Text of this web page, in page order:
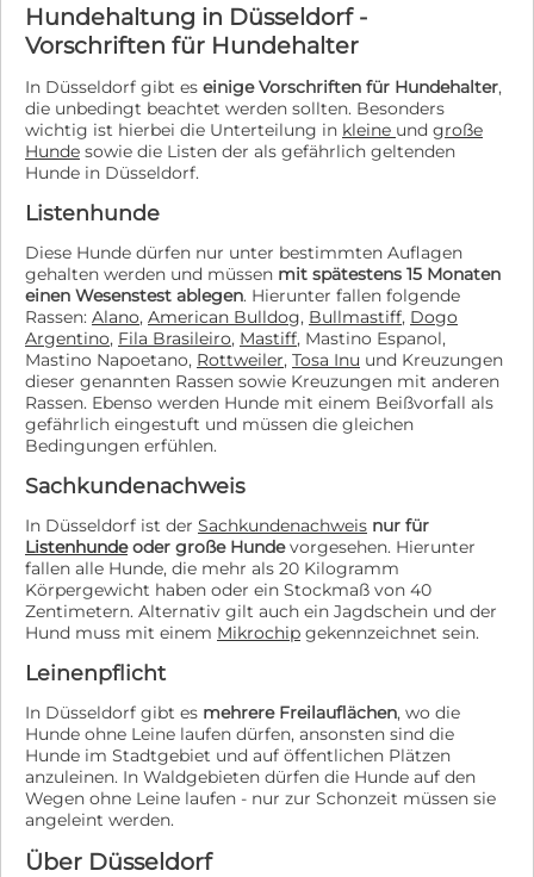
Hundehaltung in Düsseldorf -
Vorschriften für Hundehalter
In Düsseldorf gibt es einige Vorschriften für Hundehalter,
die unbedingt beachtet werden sollten. Besonders
wichtig ist hierbei die Unterteilung in kleine und große
Hunde sowie die Listen der als gefährlich geltenden
Hunde in Düsseldorf.
Listenhunde
Diese Hunde dürfen nur unter bestimmten Auflagen
gehalten werden und müssen mit spätestens 15 Monaten
einen Wesenstest ablegen. Hierunter fallen folgende
Rassen: Alano, American Bulldog, Bullmastiff, Dogo
Argentino, Fila Brasileiro, Mastiff, Mastino Espanol,
Mastino Napoetano, Rottweiler, Tosa Inu und Kreuzungen
dieser genannten Rassen sowie Kreuzungen mit anderen
Rassen. Ebenso werden Hunde mit einem Beißvorfall als
gefährlich eingestuft und müssen die gleichen
Bedingungen erfühlen.
Sachkundenachweis
In Düsseldorf ist der Sachkundenachweis nur für
Listenhundeoder große Hundevorgesehen. Hierunter
fallen alle Hunde, die mehr als 20 Kilogramm
Körpergewicht haben oder ein Stockmaß von 40
Zentimetern. Alternativ gilt auch ein Jagdschein und der
Hund muss mit einem Mikrochip gekennzeichnet sein.
Leinenpflicht
In Düsseldorf gibt es mehrere Freilauflächen, wo die
Hunde ohne Leine laufen dürfen, ansonsten sind die
Hunde im Stadtgebiet und auf öffentlichen Plätzen
anzuleinen. In Waldgebieten dürfen die Hunde auf den
Wegen ohne Leine laufen - nur zur Schonzeit müssen sie
angeleint werden.
Über Düsseldorf